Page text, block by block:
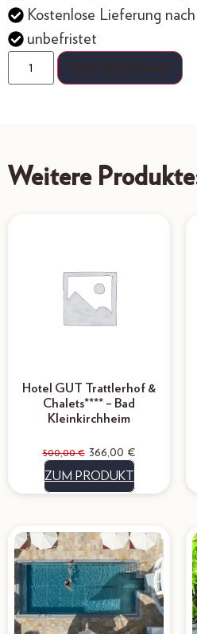
Kostenlose Lieferung
unbefristet
Weitere
Hotel GUT Trattlerhof &
Chalets**** – Bad
Kleinkirchheim
500,00€ 366,00 €
ZUM PRODUKT